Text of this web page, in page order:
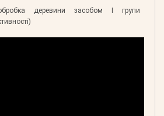
деревини засобом І групи